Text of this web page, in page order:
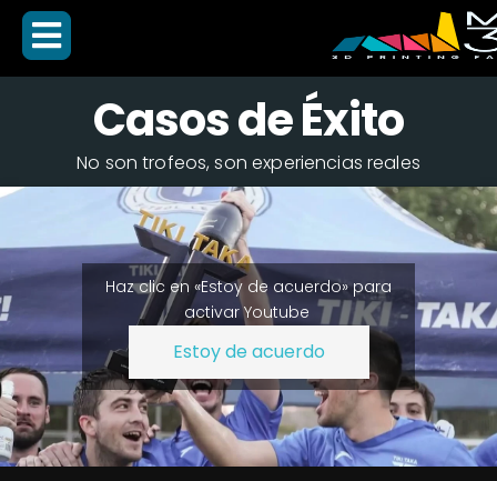
Casos de Éxito
No son trofeos, son experiencias reales
Haz clic en «Estoy de acuerdo» para
activar Youtube
Estoy de acuerdo